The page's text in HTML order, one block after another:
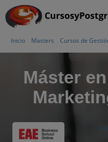
Inicio Masters Cursos de
Máster